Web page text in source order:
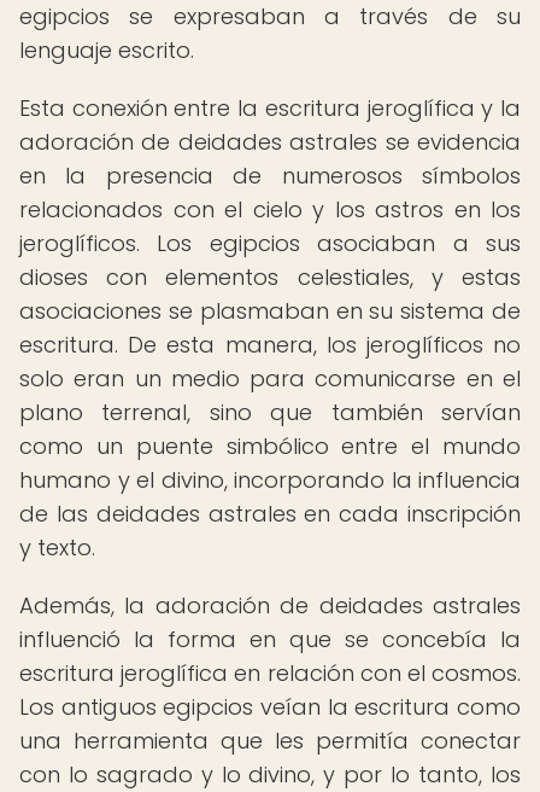
egipcios se expresaban a través de su
lenguaje escrito.
Esta conexión entre la escritura jeroglífica y la
adoración de deidades astrales se evidencia
en la presencia de numerosos símbolos
relacionados con el cielo y los astros en los
jeroglíficos. Los egipcios asociaban a sus
dioses con elementos celestiales, y estas
asociaciones se plasmaban en su sistema de
escritura. De esta manera, los jeroglíficos no
solo eran un medio para comunicarse en el
plano terrenal, sino que también servían
como un puente simbólico entre el mundo
humano y el divino, incorporando la influencia
de las deidades astrales en cada inscripción
y texto.
Además, la adoración de deidades astrales
influenció la forma en que se concebía la
escritura jeroglífica en relación con el cosmos.
Los antiguos egipcios veían la escritura como
una herramienta que les permitía conectar
con lo sagrado y lo divino, y por lo tanto, los